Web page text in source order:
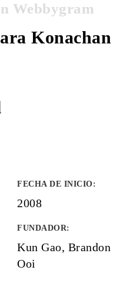
Webbygram
Konachan
FECHA DE INICIO:
2008
FUNDADOR:
Kun Gao, Brandon
Ooi